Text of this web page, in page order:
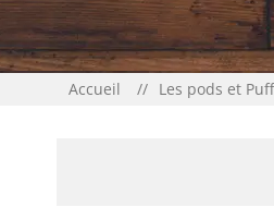
Accueil Les pods et